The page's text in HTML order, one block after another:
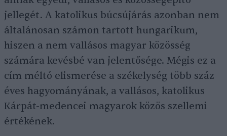
jellegét. A katolikus búcsújárás azonban nem
általánosan számon tartott hungarikum,
hiszen a nem vallásos magyar közösség
számára kevésbé van jelentősége. Mégis ez a
cím méltó elismerése a székelység több száz
éves hagyományának, a vallásos, katolikus
Kárpát-medencei magyarok közös szellemi
értékének.